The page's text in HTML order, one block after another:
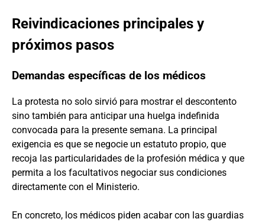
Reivindicaciones principales y
próximos pasos
Demandas específicas de los médicos
La protesta no solo sirvió para mostrar el descontento
sino también para anticipar una huelga indefinida
convocada para la presente semana. La principal
exigencia es que se negocie un estatuto propio, que
recoja las particularidades de la profesión médica y que
permita a los facultativos negociar sus condiciones
directamente con el Ministerio.
En concreto, los médicos piden acabar con las guardias